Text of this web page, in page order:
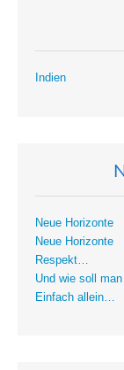
Indien
Neue Horizonte
Neue Horizonte
Respekt…
Und wie soll
Einfach allein…